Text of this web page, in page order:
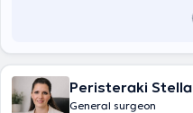
Peristeraki Stella
General surgeon